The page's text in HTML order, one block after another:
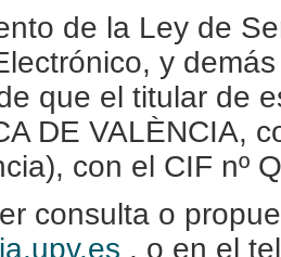
de la Ley de
y
que el titular de
DE VALÈNCIA,
con el CIF nº
consulta o
, o en el